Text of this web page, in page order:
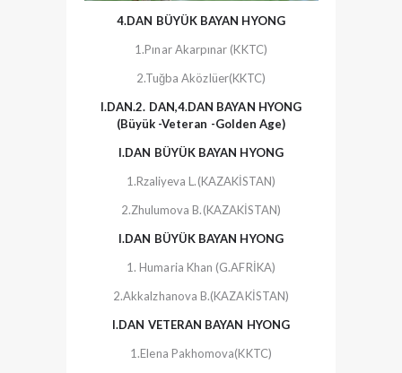
4.DAN BÜYÜK BAYAN HYONG
1.Pınar Akarpınar (KKTC)
2.Tuğba Aközlüer(KKTC)
I.DAN.2. DAN,4.DAN BAYAN HYONG
(Büyük -Veteran -Golden Age)
I.DAN BÜYÜK BAYAN HYONG
1.Rzaliyeva L.(KAZAKİSTAN)
2.Zhulumova B.(KAZAKİSTAN)
I.DAN BÜYÜK BAYAN HYONG
1. Humaria Khan (G.AFRİKA)
2.Akkalzhanova B.(KAZAKİSTAN)
I.DAN VETERAN BAYAN HYONG
1.Elena Pakhomova(KKTC)